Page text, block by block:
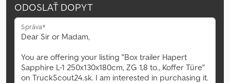
ODOSLAŤ DOPYT
Správa*